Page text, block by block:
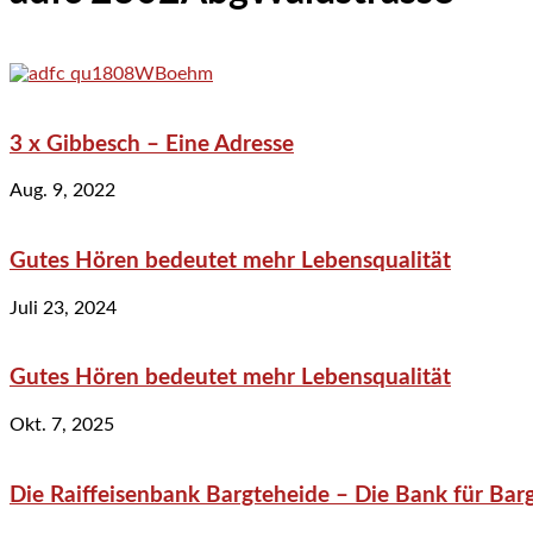
3 x Gibbesch – Eine Adresse
Aug. 9, 2022
Gutes Hören bedeutet mehr Lebensqualität
Juli 23, 2024
Gutes Hören bedeutet mehr Lebensqualität
Okt. 7, 2025
Die Raiffeisenbank Bargteheide – Die Bank für